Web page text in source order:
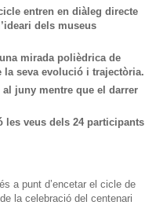
entren en diàleg directe
dels museus
mirada polièdrica de
la seva evolució i trajectòria.
juny mentre que el darrer
les veus dels 24 participants
a punt d’encetar el cicle de
la celebració del centenari